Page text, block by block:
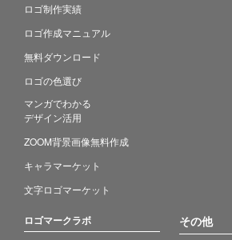
ロゴ制作実績
ロゴ作成マニュアル
無料ダウンロード
ロゴの色選び
マンガでわかる
デザイン活用
ZOOM背景画像無料作成
キャラマーケット
文字ロゴマーケット
ロゴマークラボ その他